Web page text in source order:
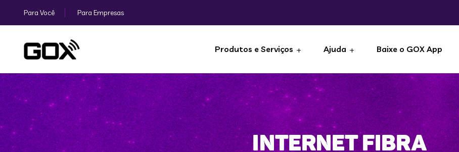
Para Você Para Empresas
Produtos e Serviços Ajuda Baixe o GOX App